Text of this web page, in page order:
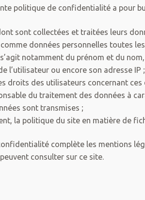
politique de confidentialité a pour
sont collectées et traitées leurs
données personnelles toutes
notamment du prénom et du
l’utilisateur ou encore son adresse IP ;
droits des utilisateurs concernant ces
du traitement des données à
sont transmises ;
la politique du site en matière de
complète les mentions
consulter sur ce site.